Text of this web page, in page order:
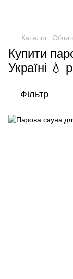
Каталог
Купити
Україні 💧
Фільтр